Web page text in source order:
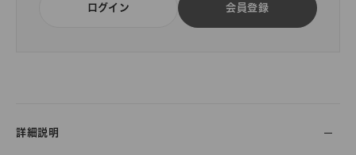
ログイン 会員登録
詳細説明